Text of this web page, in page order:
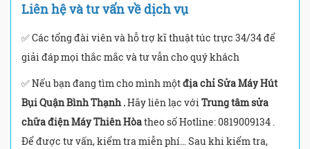
Liên hệ và tư vấn về dịch vụ
✅ Các tổng đài viên và hỗ trợ kĩ thuật túc trực 34/34 để
giải đáp mọi thắc mắc và tư vẫn cho quý khách
✅ Nếu bạn đang tìm cho mình mộtđịa chỉ Sửa Máy Hút
Bụi Quận Bình Thạnh .Hãy liên lạc vớiTrung tâm sửa
chữa điện Máy Thiên Hòatheo số Hotline: 0819009134 .
Để được tư vấn, kiểm tra miễn phí… Sau khi kiểm tra,